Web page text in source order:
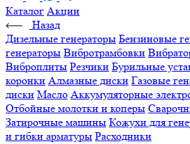
Каталог Акции
Назад
Дизельные генераторы Бензиновые
генераторы Вибротрамбовки
Виброплиты Резчики Бурильные
коронки Алмазные диски Газовые
диски Масло Аккумуляторные
Отбойные молотки и коперы
Затирочные машины Кожухи для
и гибки арматуры Расходники